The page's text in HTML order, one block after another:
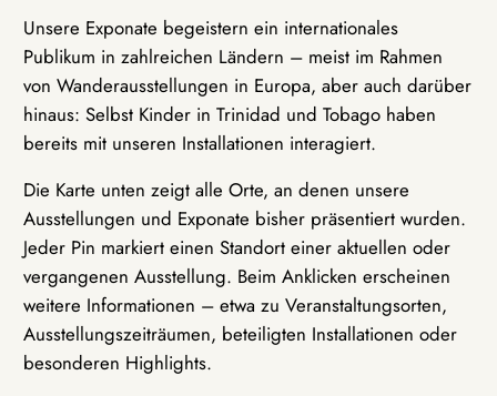
Unsere Exponate begeistern ein internationales
Publikum in zahlreichen Ländern – meist im Rahmen
von Wanderausstellungen in Europa, aber auch darüber
hinaus: Selbst Kinder in Trinidad und Tobago haben
bereits mit unseren Installationen interagiert.
Die Karte unten zeigt alle Orte, an denen unsere
Ausstellungen und Exponate bisher präsentiert wurden.
Jeder Pin markiert einen Standort einer aktuellen oder
vergangenen Ausstellung. Beim Anklicken erscheinen
weitere Informationen – etwa zu Veranstaltungsorten,
Ausstellungszeiträumen, beteiligten Installationen oder
besonderen Highlights.